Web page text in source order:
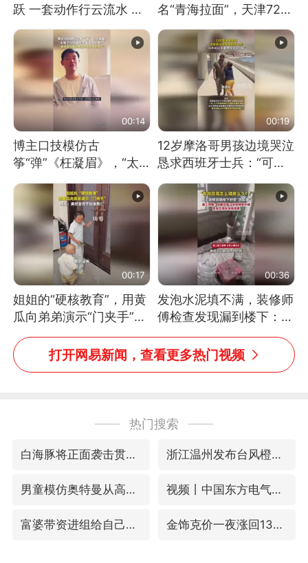
跃 一套动作行云流水 节
奏感拉满 网友：怎么做
到又舞又武的？
名“青海拉面”，天津72家
面馆已集体更换招牌
00:14
博主口技模仿古
筝“弹”《枉凝眉》，“太
像了～你是吃古筝长大的
吗？”“或将成为首位考级
不带古筝的选手。”（来
源：新华每日电讯）
00:19
12岁摩洛哥男孩边境哭泣
恳求西班牙士兵：“可不
可以不要把我遣返回国”
00:17
姐姐的“硬核教育”，用黄
瓜向弟弟演示“门夹手”，
网友：果然言传不如身
教！
00:36
发泡水泥填不满，装修师
傅检查发现漏到楼下：出
风口未延伸到外墙
打开网易新闻，查看更多热门视频
热门搜索
白海豚将正面袭击贯穿浙江 浙江温州发布台风橙色预警信号
男童模仿奥特曼从高处跳下致骨折 视频丨中国东方电气集团原党组副书记、董事宋致远被查
富婆带资进组给自己硬加60多场吻戏 金饰克价一夜涨回1300元